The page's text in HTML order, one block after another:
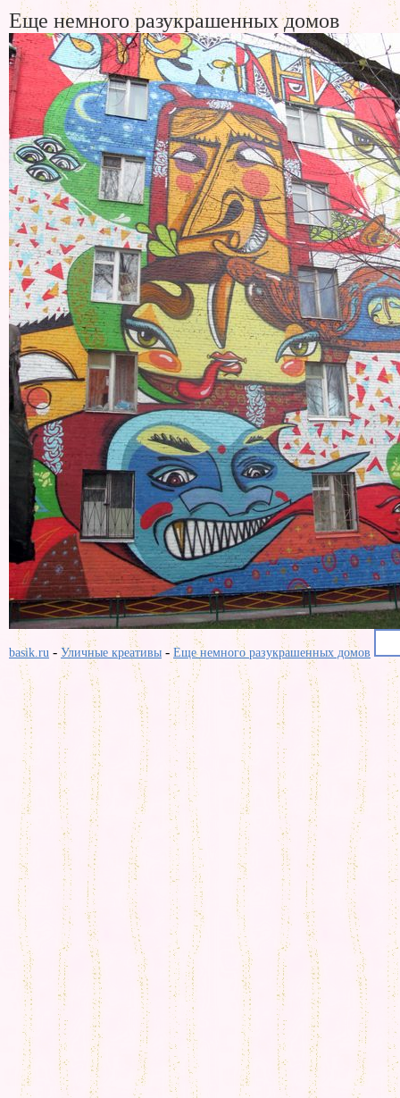
Еще немного разукрашенных домов
basik.ru - Уличные креативы - Еще немного разукрашенных домов